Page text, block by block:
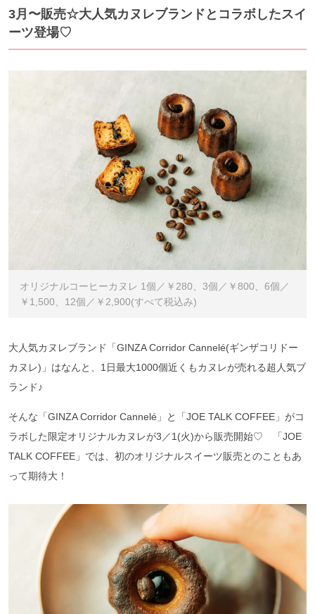
3月〜販売☆⼤⼈気カヌレブランドとコラボしたスイ
ーツ登場♡
オリジナルコーヒーカヌレ 1個／￥280、3個／￥800、6個／
￥1,500、12個／￥2,900(すべて税込み)
⼤⼈気カヌレブランド「GINZA Corridor Cannelé(ギンザコリドー
カヌレ)」はなんと、1⽇最⼤1000個近くもカヌレが売れる超人気ブ
ランド♪
そんな「GINZA Corridor Cannelé」と「JOE TALK COFFEE」がコ
ラボした限定オリジナルカヌレが3／1(火)から販売開始♡ 「JOE
TALK COFFEE」では、初のオリジナルスイーツ販売とのこともあ
って期待大！